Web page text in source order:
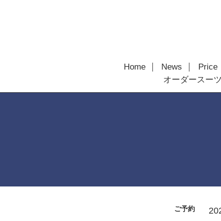
Home News
Price
オーダースー
ご予約